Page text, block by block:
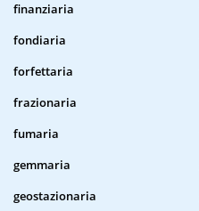
finanziaria
fondiaria
forfettaria
frazionaria
fumaria
gemmaria
geostazionaria